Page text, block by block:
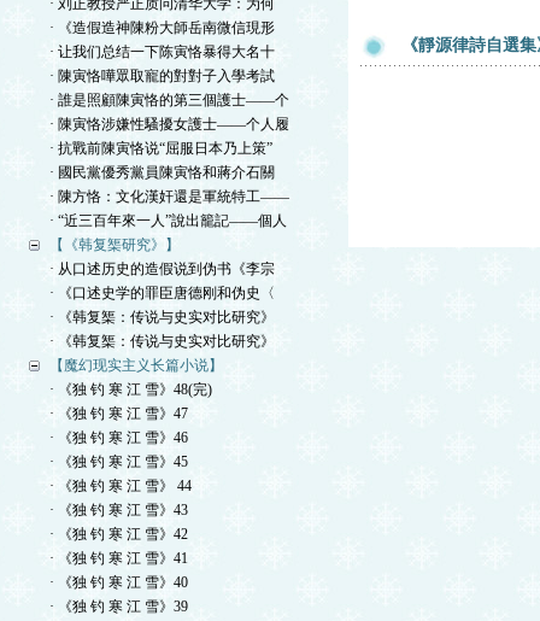
· 刘正教授严正质问清华大学：为何
· 《造假造神陳粉大師岳南微信現形
· 让我们总结一下陈寅恪暴得大名十
· 陳寅恪嘩眾取寵的對對子入學考試
· 誰是照顧陳寅恪的第三個護士——个
· 陳寅恪涉嫌性騷擾女護士——个人履
· 抗戰前陳寅恪说“屈服日本乃上策”
· 國民黨優秀黨員陳寅恪和蔣介石關
· 陳方恪：文化漢奸還是軍統特工——
· “近三百年來一人”說出籠記——個人
【《韩复榘研究》】
· 从口述历史的造假说到伪书《李宗
· 《口述史学的罪臣唐德刚和伪史〈
· 《韩复榘：传说与史实对比研究》
· 《韩复榘：传说与史实对比研究》
【魔幻现实主义长篇小说】
· 《独 钓 寒 江 雪》48(完)
· 《独 钓 寒 江 雪》47
· 《独 钓 寒 江 雪》46
· 《独 钓 寒 江 雪》45
· 《独 钓 寒 江 雪》 44
· 《独 钓 寒 江 雪》43
· 《独 钓 寒 江 雪》42
· 《独 钓 寒 江 雪》41
· 《独 钓 寒 江 雪》40
· 《独 钓 寒 江 雪》39
《靜源律詩自選